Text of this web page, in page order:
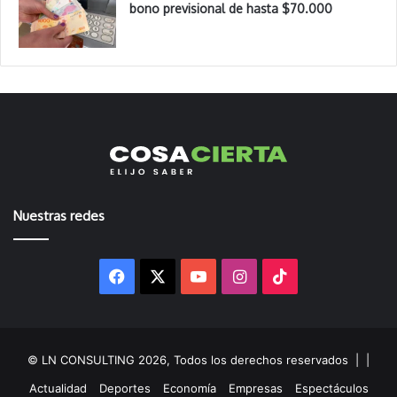
bono previsional de hasta $70.000
Nuestras redes
Facebook YouTubeInstagram
© LN CONSULTING 2026, Todos los derechos reservados |
Actualidad
Deportes Economía Empresas Espectáculos